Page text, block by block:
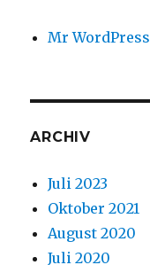
Mr WordPress
ARCHIV
Juli 2023
Oktober 2021
August 2020
Juli 2020